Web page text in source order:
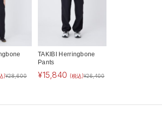
)¥28,600
TAKIBI Herringbone
Pants
¥15,840 (税込)¥26,400